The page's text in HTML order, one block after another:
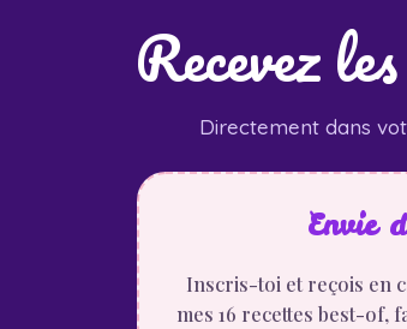
Recevez
Directement dans
Envie
Inscris-toi et reçois en
mes 16 recettes best-of,